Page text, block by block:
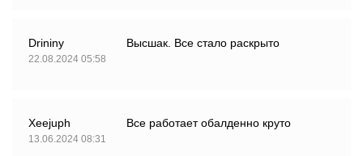
Drininy
22.08.2024 05:58
Высшак. Все стало раскрыто
Xeejuph
13.06.2024 08:31
Все работает обалденно круто